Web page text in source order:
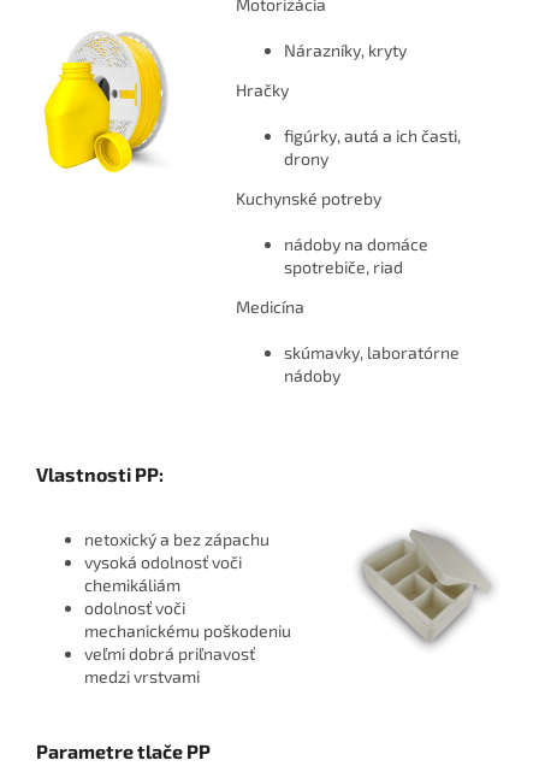
Motorizácia
Nárazníky, kryty
Hračky
figúrky, autá a ich časti,
drony
Kuchynské potreby
nádoby na domáce
spotrebiče, riad
Medicína
skúmavky, laboratórne
nádoby
Vlastnosti PP:
netoxický a bez zápachu
vysoká odolnosť voči
chemikáliám
odolnosť voči
mechanickému poškodeniu
veľmi dobrá priľnavosť
medzi vrstvami
Parametre tlače PP